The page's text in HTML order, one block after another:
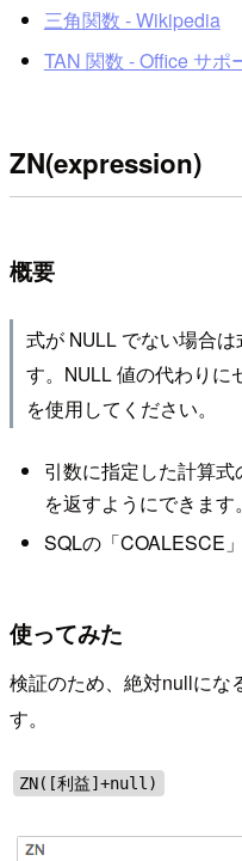
三角関数 - Wikipedia
TAN 関数 - Office サポ
ZN(expression)
概要
式が NULL でない場合
す。NULL 値の代わりに
を使用してください。
引数に指定した計算
を返すようにできます。
SQLの「COALESCE
使ってみた
検証のため、絶対nullにな
す。
ZN([利益]+null)